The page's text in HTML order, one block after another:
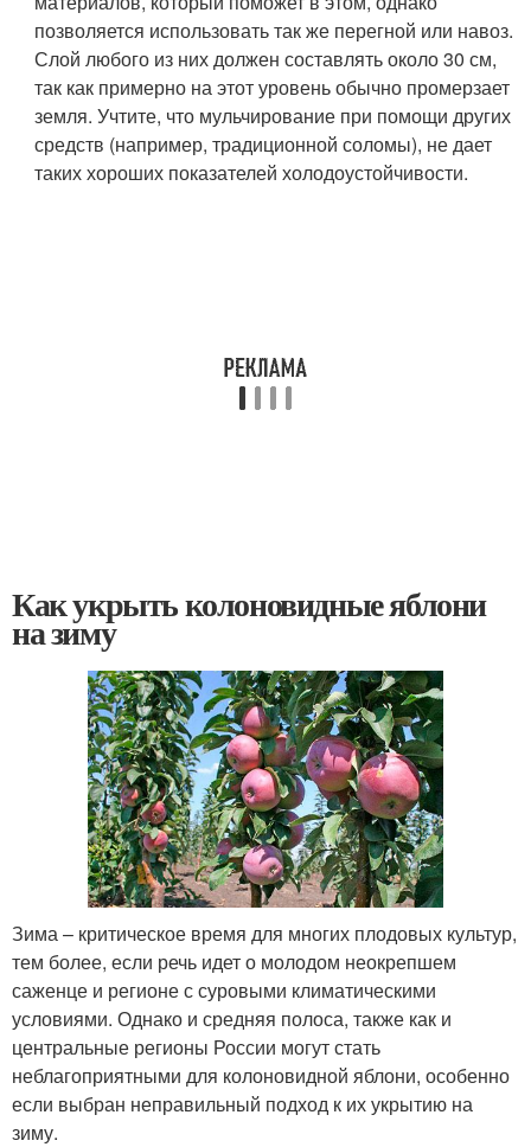
позволяется использовать так же перегной или навоз.
Слой любого из них должен составлять около 30 см,
так как примерно на этот уровень обычно промерзает
земля. Учтите, что мульчирование при помощи других
средств (например, традиционной соломы), не дает
таких хороших показателей холодоустойчивости.
Как укрыть колоновидные яблони
на зиму
Зима – критическое время для многих плодовых культур,
тем более, если речь идет о молодом неокрепшем
саженце и регионе с суровыми климатическими
условиями. Однако и средняя полоса, также как и
центральные регионы России могут стать
неблагоприятными для колоновидной яблони, особенно
если выбран неправильный подход к их укрытию на
зиму.